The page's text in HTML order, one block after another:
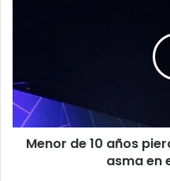
v1da
por
at4que
Menor de 10 años
asma en